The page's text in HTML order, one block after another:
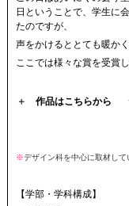
日ということで、学生に
たのですが、
声をかけるととても暖か
ここでは様々な賞を受賞
＋ 作品はこちらから
※デザイン科を中心に取材して
【学部・学科構成】